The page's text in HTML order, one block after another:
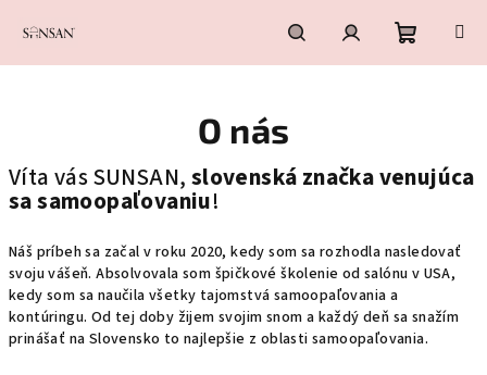
HledatPřihlášeníNákupní
O nás
Víta vás SUNSAN,slovenská značka venujúca
sa samoopaľovaniu!
Náš príbeh sa začal v roku 2020, kedy som sa rozhodla nasledovať
svoju vášeň. Absolvovala som špičkové školenie od salónu v USA,
kedy som sa naučila všetky tajomstvá samoopaľovania a
kontúringu. Od tej doby žijem svojim snom a každý deň sa snažím
prinášať na Slovensko to najlepšie z oblasti samoopaľovania.